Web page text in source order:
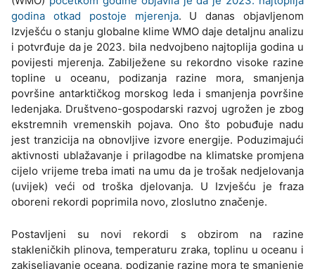
godina otkad postoje mjerenja. U danas objavljenom
Izvješću o stanju globalne klime WMO daje detaljnu analizu
i potvrđuje da je 2023. bila nedvojbeno najtoplija godina u
povijesti mjerenja. Zabilježene su rekordno visoke razine
topline u oceanu, podizanja razine mora, smanjenja
površine antarktičkog morskog leda i smanjenja površine
ledenjaka. Društveno-gospodarski razvoj ugrožen je zbog
ekstremnih vremenskih pojava. Ono što pobuđuje nadu
jest tranzicija na obnovljive izvore energije. Poduzimajući
aktivnosti ublažavanje i prilagodbe na klimatske promjena
cijelo vrijeme treba imati na umu da je trošak nedjelovanja
(uvijek) veći od troška djelovanja. U Izvješću je fraza
oboreni rekordi poprimila novo, zloslutno značenje.
Postavljeni su novi rekordi s obzirom na razine
stakleničkih plinova, temperaturu zraka, toplinu u oceanu i
zakiseljavanje oceana, podizanje razine mora te smanjenje